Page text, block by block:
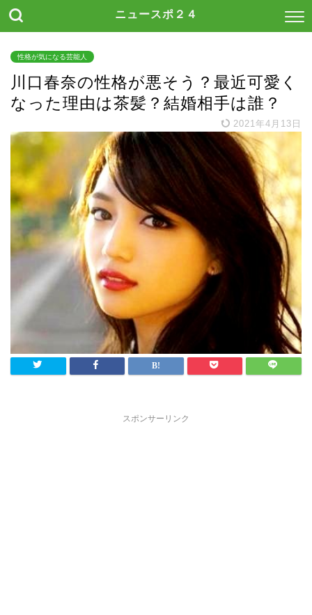
ニュースポ２４
性格が気になる芸能人
川口春奈の性格が悪そう？最近可愛く
なった理由は茶髪？結婚相手は誰？
2021年4月13日
スポンサーリンク